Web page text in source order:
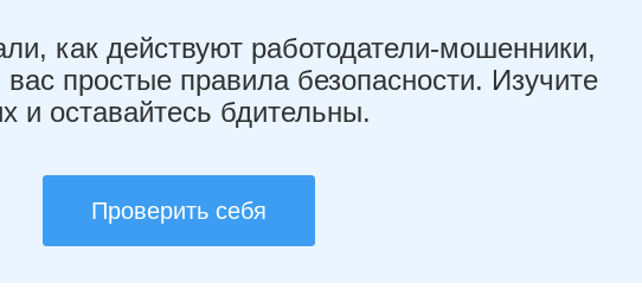
как действуют работодатели-мошенники,
вас простые правила безопасности. Изучите
и оставайтесь бдительны.
Проверить себя